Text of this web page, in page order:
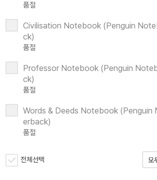
품절
Civilisation Notebook (Penguin
ck)
품절
Professor Notebook (Penguin
ck)
품절
Words & Deeds Notebook (Penguin
erback)
품절
전체선택 모